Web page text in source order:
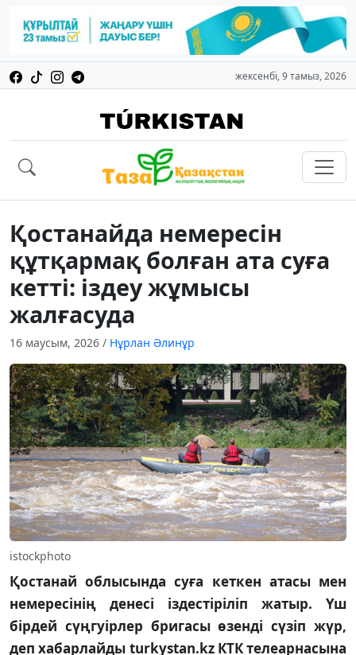
жексенбі, 9 тамыз, 2026
Қостанайда немересін
құтқармақ болған ата суға
кетті: іздеу жұмысы
жалғасуда
16 маусым, 2026 / Нұрлан Әлинұр
istockphoto
Қостанай облысында суға кеткен атасы мен
немересінің денесі іздестіріліп жатыр. Үш
бірдей сүңгуірлер бригасы өзенді сүзіп жүр,
деп хабарлайды turkystan.kz КТК телеарнасына